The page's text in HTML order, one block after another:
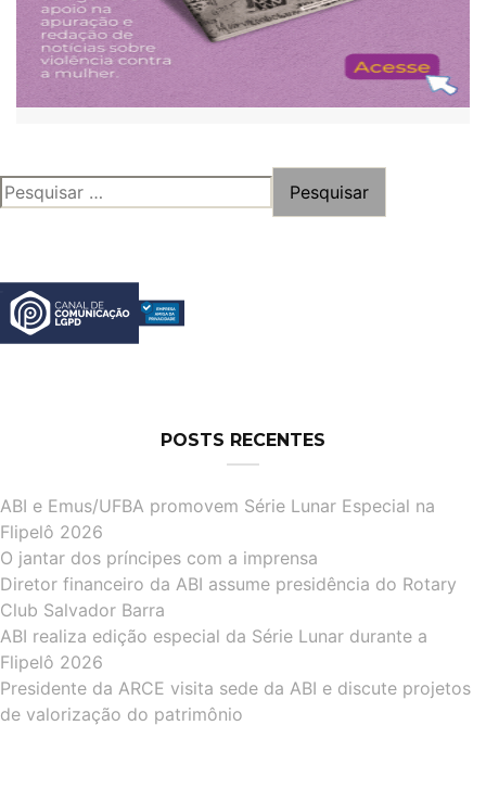
PESQUISAR
POR:
POSTS RECENTES
ABI e Emus/UFBA promovem Série Lunar Especial na
Flipelô 2026
O jantar dos príncipes com a imprensa
Diretor financeiro da ABI assume presidência do Rotary
Club Salvador Barra
ABI realiza edição especial da Série Lunar durante a
Flipelô 2026
Presidente da ARCE visita sede da ABI e discute projetos
de valorização do patrimônio